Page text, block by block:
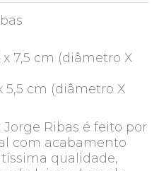
x 7,5 cm (diâmetro X
x 5,5 cm (diâmetro X
Jorge Ribas é feito por
com acabamento
qualidade,